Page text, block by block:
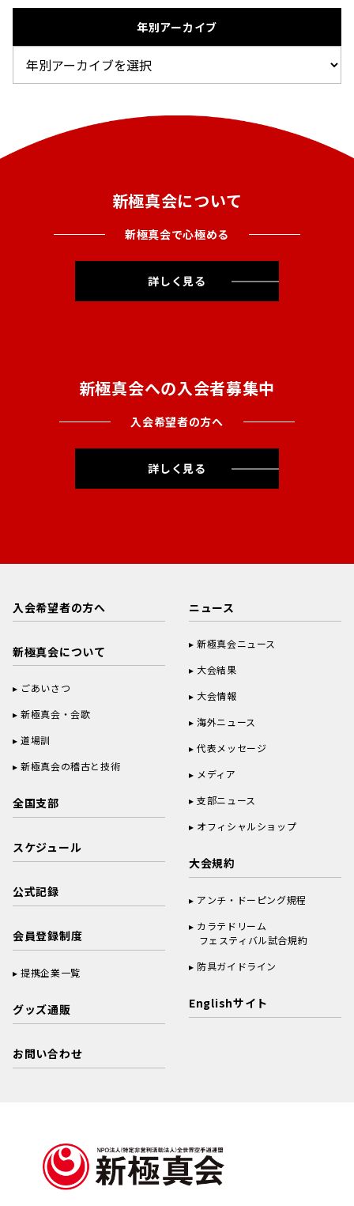
年別アーカイブ
新極真会について
新極真会で心極める
詳しく見る
新極真会への入会者募集中
入会希望者の方へ
詳しく見る
入会希望者の方へ
新極真会について
ごあいさつ
新極真会・会歌
道場訓
新極真会の稽古と技術
全国支部
スケジュール
公式記録
会員登録制度
提携企業一覧
グッズ通販
お問い合わせ
ニュース
新極真会ニュース
大会結果
大会情報
海外ニュース
代表メッセージ
メディア
支部ニュース
オフィシャルショップ
大会規約
アンチ・ドーピング規程
カラテドリーム
フェスティバル試合規約
防具ガイドライン
Englishサイト